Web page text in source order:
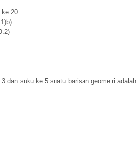
ke 20 :
dan suku ke 5 suatu barisan geometri